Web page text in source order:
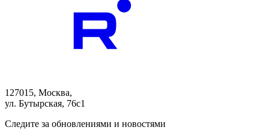
127015, Москва,
ул. Бутырская, 76с1
Следите за обновлениями и новостями